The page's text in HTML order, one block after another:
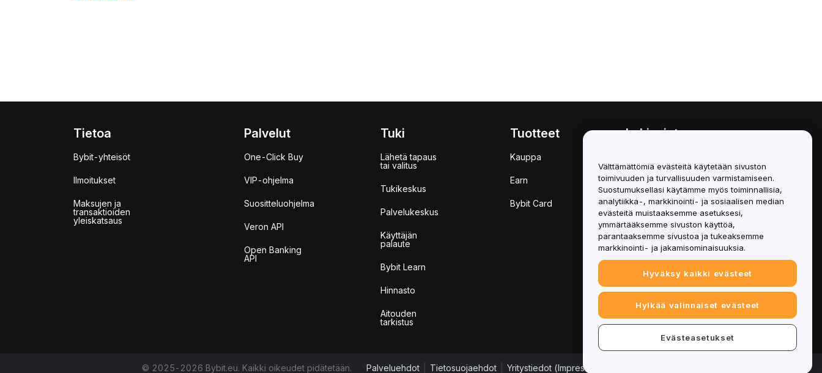
Tietoa
Bybit-yhteisöt
Ilmoitukset
Maksujen ja
transaktioiden
yleiskatsaus
Palvelut
One-Click Buy
VIP-ohjelma
Suositteluohjelma
Veron API
Open Banking
API
Tuki
Lähetä tapaus
tai valitus
Tukikeskus
Palvelukeskus
Käyttäjän
palaute
Bybit Learn
Hinnasto
Aitouden
tarkistus
Tuotteet
Kauppa
Earn
Bybit Card
Lakiasiat
Yhteenveto säilytys- ja
hallinnointikäytännöstä
ESG-tiedot
Crypto-Asset White Papers
© 2025-2026 Bybit.eu. Kaikki oikeudet pidätetään. Palveluehdot Tietosuojaehdot Yritystiedot (Impressum)
Välttämättömiä evästeitä käytetään sivuston
toimivuuden ja turvallisuuden varmistamiseen.
Suostumuksellasi käytämme myös toiminnallisia,
analytiikka-, markkinointi- ja sosiaalisen median
evästeitä muistaaksemme asetuksesi,
ymmärtääksemme sivuston käyttöä,
parantaaksemme sivustoa ja tukeaksemme
markkinointi- ja jakamisominaisuuksia.
Hyväksy kaikki evästeet
Hylkää valinnaiset evästeet
Evästeasetukset